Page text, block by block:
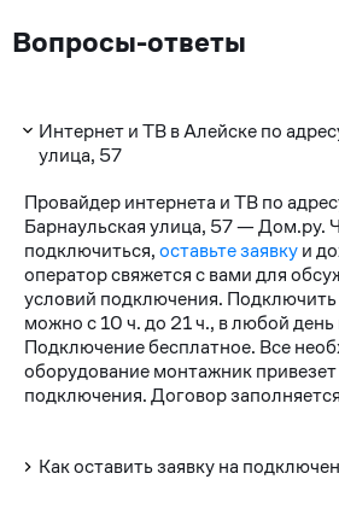
Вопросы-ответы
Интернет и ТВ в Алейске по
улица, 57
Провайдер интернета и ТВ по
Барнаульская улица, 57 — Дом.ру.
подключиться,оставьте заявкуи
оператор свяжется с вами для
условий подключения.
можно с 10 ч. до 21 ч., в любой день
Подключение бесплатное. Все
оборудование монтажник
подключения. Договор
Как оставить заявку на